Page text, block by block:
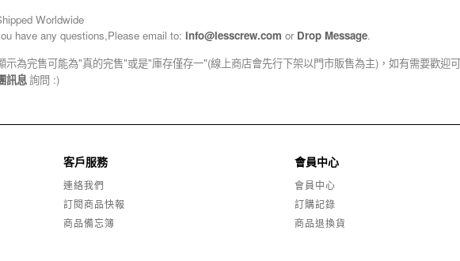
Worldwide
have any questions,Please email to: info@lesscrew.com or Drop Message.
示為完售可能為"真的完售"或是"庫存僅存一"(線上商店會先行下架以門市販售為主)，如有需要歡迎
訊息詢問 :)
客戶服務
連絡我們
訂閱商品快報
商品備忘簿
會員中心
會員中心
訂購記錄
商品退換貨